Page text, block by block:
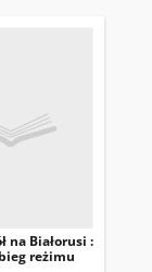
na Białorusi :
reżimu